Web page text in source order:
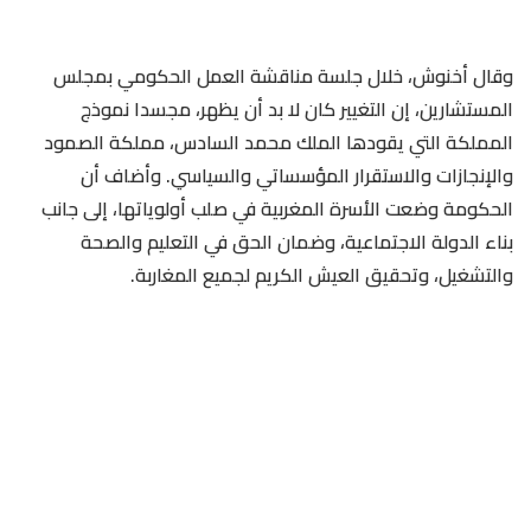
وقال أخنوش، خلال جلسة مناقشة العمل الحكومي بمجلس
المستشارين، إن التغيير كان لا بد أن يظهر، مجسدا نموذج
المملكة التي يقودها الملك محمد السادس، مملكة الصمود
والإنجازات والاستقرار المؤسساتي والسياسي. وأضاف أن
الحكومة وضعت الأسرة المغربية في صلب أولوياتها، إلى جانب
بناء الدولة الاجتماعية، وضمان الحق في التعليم والصحة
والتشغيل، وتحقيق العيش الكريم لجميع المغاربة.